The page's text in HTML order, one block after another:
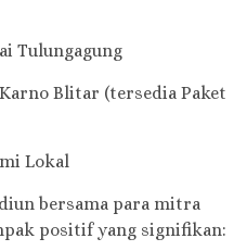
Tulungagung
Blitar (tersedia Paket
Lokal
bersama para mitra
positif yang signifikan: